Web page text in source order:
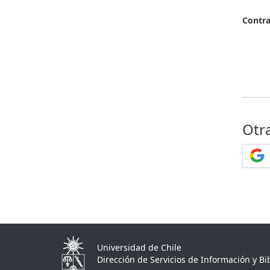
Universidad de Chile
Dirección de Servicios de Información y